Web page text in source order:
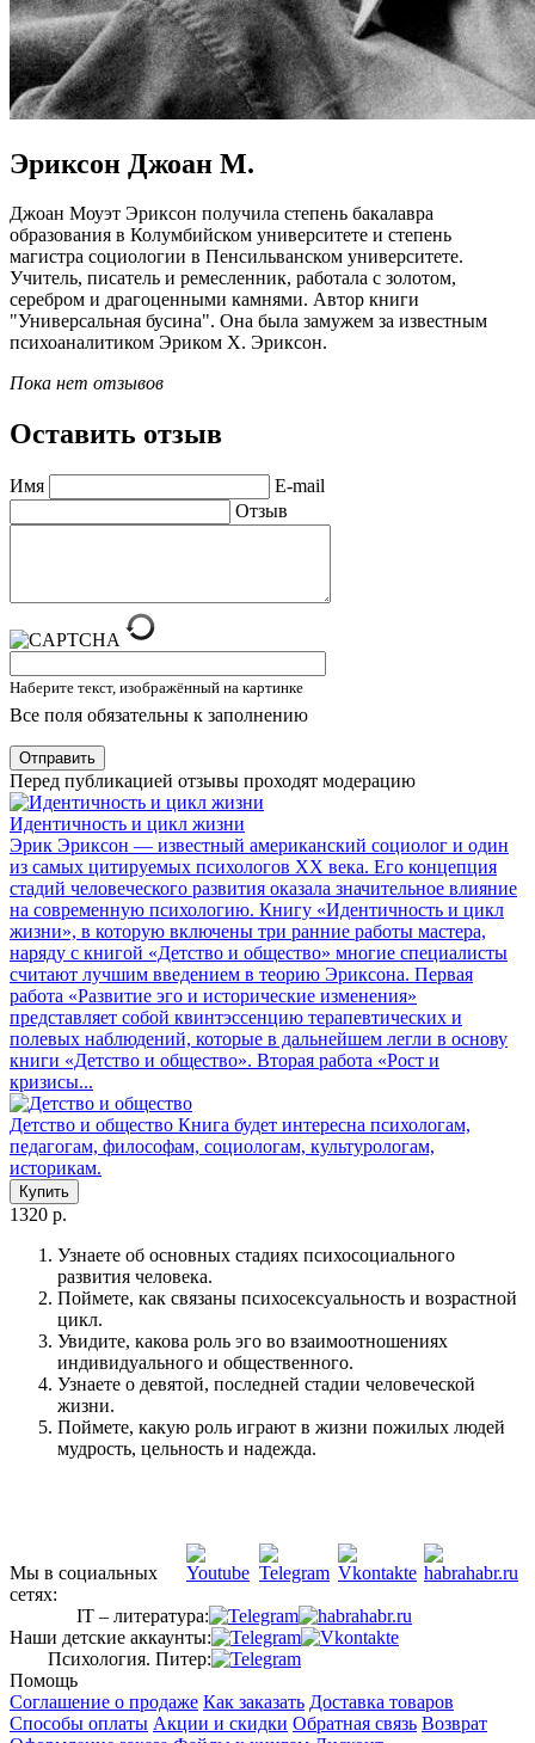
Эриксон Джоан М.
Джоан Моуэт Эриксон получила степень бакалавра
образования в Колумбийском университете и степень
магистра социологии в Пенсильванском университете.
Учитель, писатель и ремесленник, работала с золотом,
серебром и драгоценными камнями. Автор книги
"Универсальная бусина". Она была замужем за известным
психоаналитиком Эриком Х. Эриксон.
Пока нет отзывов
Оставить отзыв
Имя
E-mail
Отзыв
Наберите текст, изображённый на картинке
Все поля обязательны к заполнению
Отправить
Перед публикацией отзывы проходят модерацию
Идентичность и цикл жизни
Эрик Эриксон — известный американский социолог и один
из самых цитируемых психологов XX века. Его концепция
стадий человеческого развития оказала значительное влияние
на современную психологию. Книгу «Идентичность и цикл
жизни», в которую включены три ранние работы мастера,
наряду с книгой «Детство и общество» многие специалисты
считают лучшим введением в теорию Эриксона. Первая
работа «Развитие эго и исторические изменения»
представляет собой квинтэссенцию терапевтических и
полевых наблюдений, которые в дальнейшем легли в основу
книги «Детство и общество». Вторая работа «Рост и
кризисы...
Детство и общество Книга будет интересна психологам,
педагогам, философам, социологам, культурологам,
историкам.
Купить
1320 р.
Узнаете об основных стадиях психосоциального
развития человека.
Поймете, как связаны психосексуальность и возрастной
цикл.
Увидите, какова роль эго во взаимоотношениях
индивидуального и общественного.
Узнаете о девятой, последней стадии человеческой
жизни.
Поймете, какую роль играют в жизни пожилых людей
мудрость, цельность и надежда.
Мы в социальных
сетях:
IT – литература:
Наши детские аккаунты:
Психология. Питер:
Помощь
Соглашение о продаже Как заказать Доставка товаров
Способы оплаты Акции и скидки Обратная связь Возврат